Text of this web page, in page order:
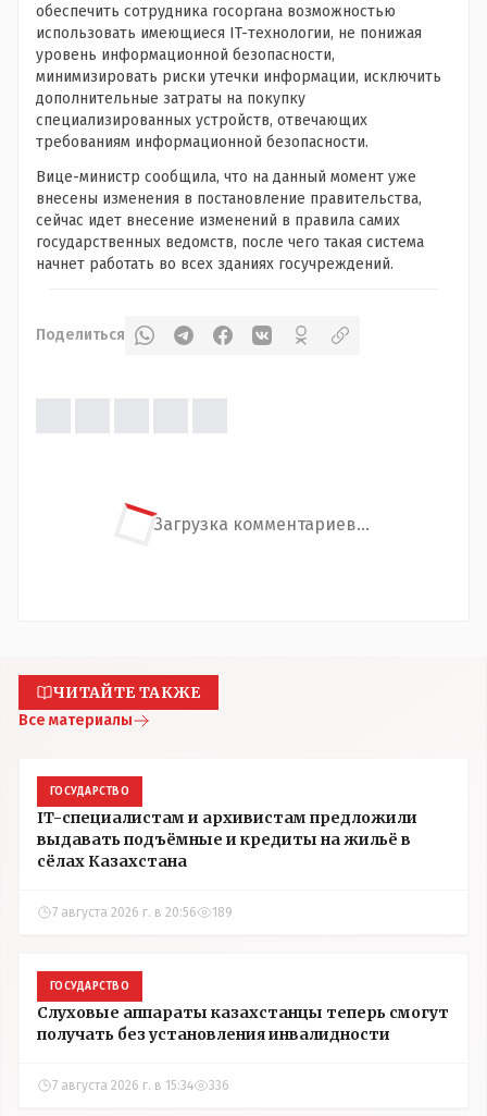
обеспечить сотрудника госоргана возможностью
использовать имеющиеся IT-технологии, не понижая
уровень информационной безопасности,
минимизировать риски утечки информации, исключить
дополнительные затраты на покупку
специализированных устройств, отвечающих
требованиям информационной безопасности.
Вице-министр сообщила, что на данный момент уже
внесены изменения в постановление правительства,
сейчас идет внесение изменений в правила самих
государственных ведомств, после чего такая система
начнет работать во всех зданиях госучреждений.
Поделиться
Загрузка комментариев...
ЧИТАЙТЕ ТАКЖЕ
Все материалы
ГОСУДАРСТВО
IT-специалистам и архивистам предложили
выдавать подъёмные и кредиты на жильё в
сёлах Казахстана
7 августа 2026 г. в 20:56 189
ГОСУДАРСТВО
Слуховые аппараты казахстанцы теперь смогут
получать без установления инвалидности
7 августа 2026 г. в 15:34 336